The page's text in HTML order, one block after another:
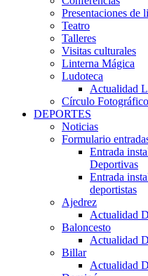
Presentaciones de
Teatro
Talleres
Visitas culturales
Linterna Mágica
Ludoteca
Actualidad
Círculo Fotográfico
DEPORTES
Noticias
Formulario
Entrada
Deportivas
Entrada
deportistas
Ajedrez
Actualidad
Baloncesto
Actualidad
Billar
Actualidad